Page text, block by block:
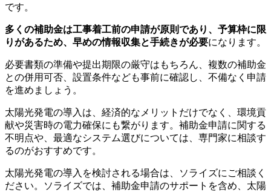
です。
多くの補助金は工事着工前の申請が原則であり、予算枠に限
りがあるため、早めの情報収集と手続きが必要になります。
必要書類の準備や提出期限の厳守はもちろん、複数の補助金
との併用可否、設置条件なども事前に確認し、不備なく申請
を進めましょう。
太陽光発電の導入は、経済的なメリットだけでなく、環境貢
献や災害時の電力確保にも繋がります。補助金申請に関する
不明点や、最適なシステム選びについては、専門家に相談す
るのがおすすめです。
太陽光発電の導入を検討される場合は、ソライズにご相談く
ださい。ソライズでは、補助金申請のサポートを含め、太陽